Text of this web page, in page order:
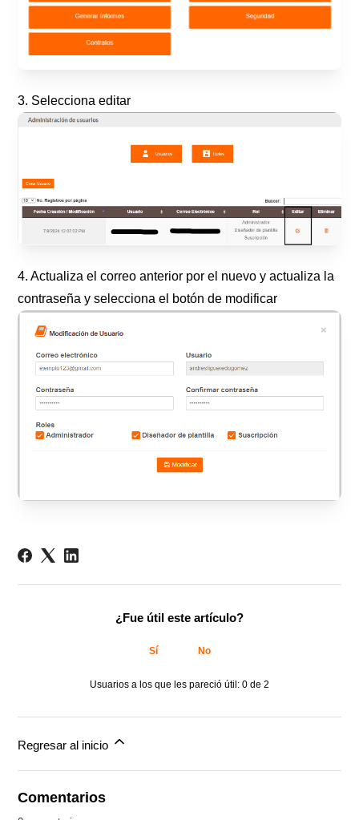
3. Selecciona editar
4. Actualiza el correo anterior por el nuevo y actualiza la
contraseña y selecciona el botón de modificar
¿Fue útil este artículo?
Sí No
Usuarios a los que les pareció útil: 0 de 2
Regresar al inicio
Comentarios